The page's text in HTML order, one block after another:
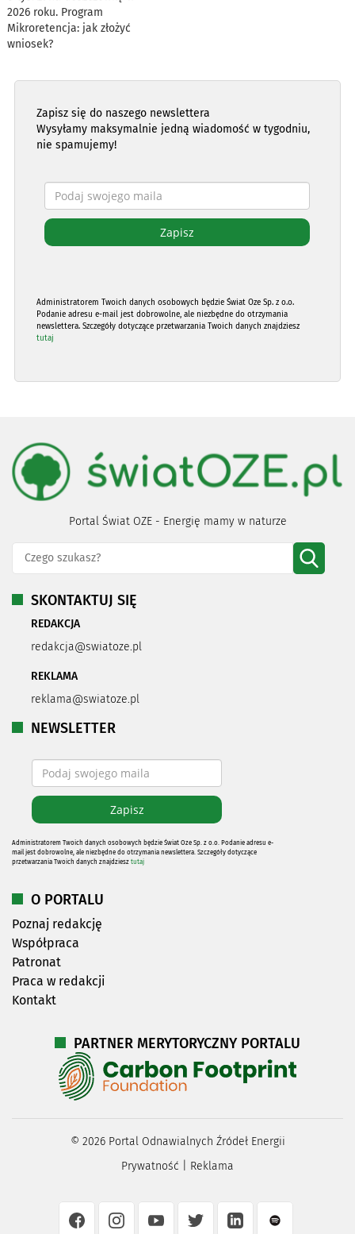
2026 roku. Program
Mikroretencja: jak złożyć
wniosek?
Zapisz się do naszego newslettera
Wysyłamy maksymalnie jedną wiadomość w tygodniu,
nie spamujemy!
Administratorem Twoich danych osobowych będzie Świat Oze Sp. z o.o.
Podanie adresu e-mail jest dobrowolne, ale niezbędne do otrzymania
newslettera. Szczegóły dotyczące przetwarzania Twoich danych znajdziesz
tutaj
Portal Świat OZE - Energię mamy w naturze
SKONTAKTUJ SIĘ
REDAKCJA
redakcja@swiatoze.pl
REKLAMA
reklama@swiatoze.pl
NEWSLETTER
Administratorem Twoich danych osobowych będzie Świat Oze Sp. z o.o. Podanie adresu e-
mail jest dobrowolne, ale niezbędne do otrzymania newslettera. Szczegóły dotyczące
przetwarzania Twoich danych znajdziesz tutaj
O PORTALU
Poznaj redakcję
Współpraca
Patronat
Praca w redakcji
Kontakt
PARTNER MERYTORYCZNY PORTALU
© 2026Portal Odnawialnych Źródeł Energii
Prywatność
Reklama